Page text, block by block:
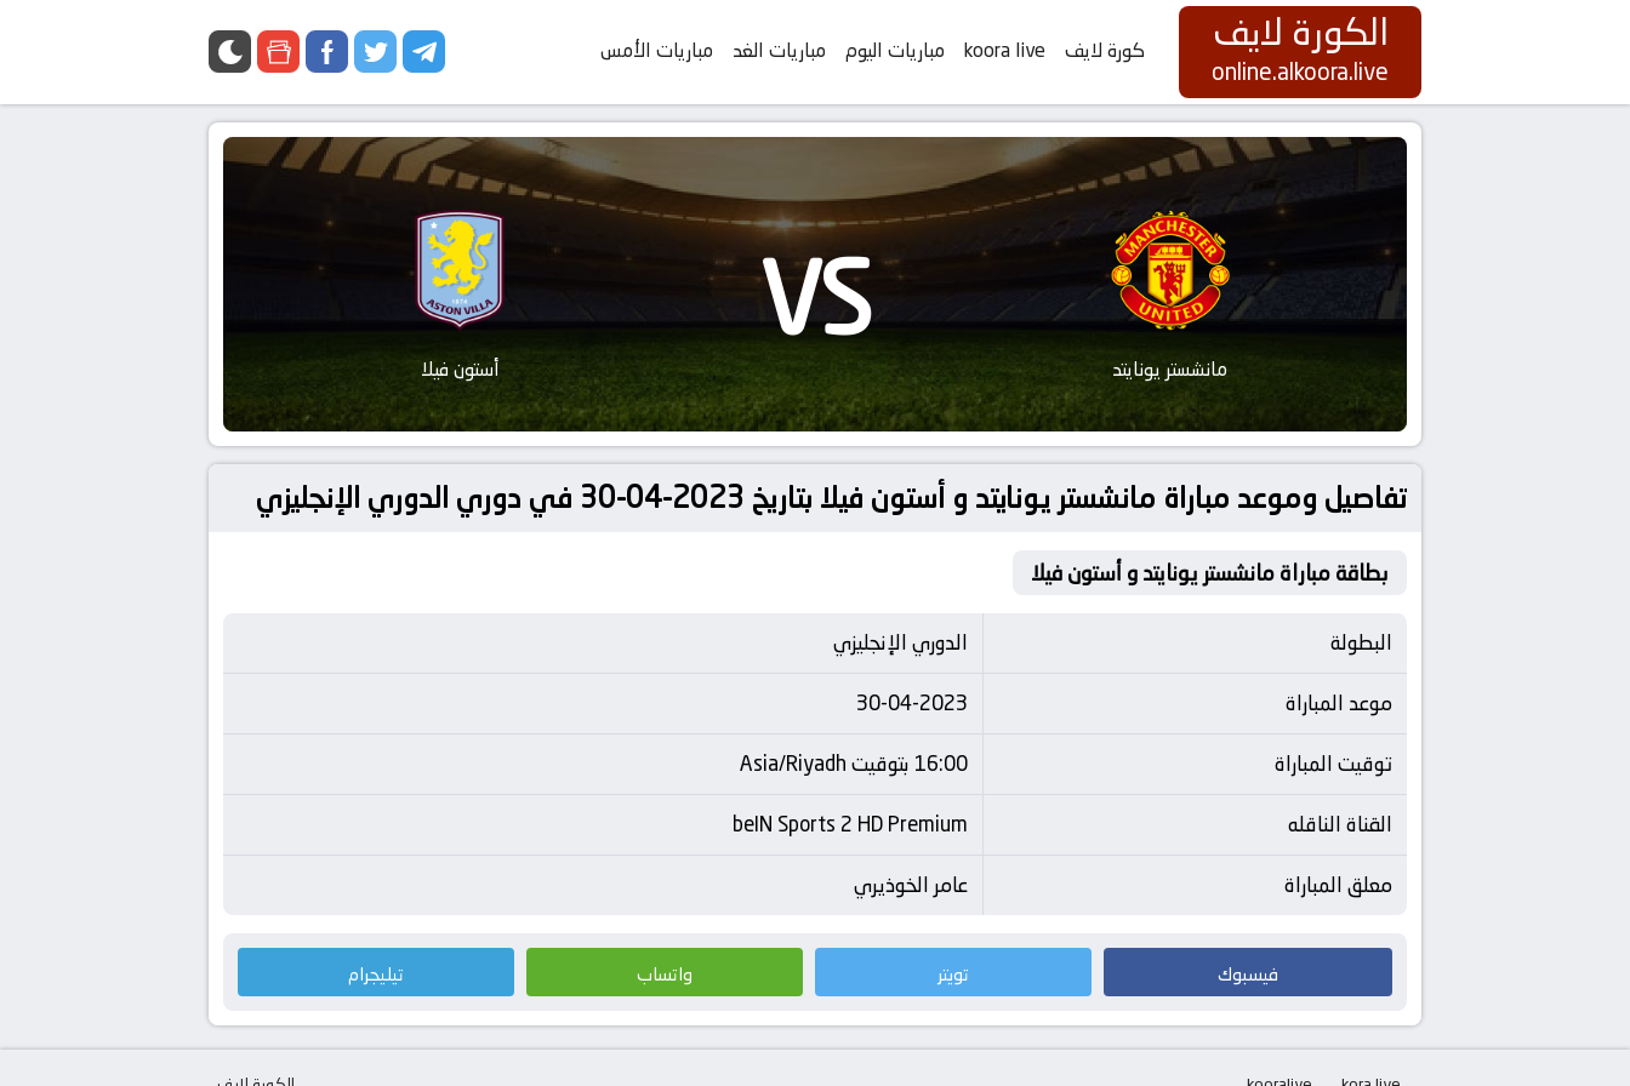
الكورة لايف
online.alkoora.live
كورة لايف koora live مباريات اليوم مباريات الغد مباريات الأمس
مانشستر يونايتد VS أستون فيلا
تفاصيل وموعد مباراة مانشستر يونايتد و أستون فيلا بتاريخ 2023-04-30 في دوري الدوري الإنجليزي
بطاقة مباراة مانشستر يونايتد و أستون فيلا
البطولة
الدوري الإنجليزي
موعد المباراة
30-04-2023
توقيت المباراة
16:00 بتوقيت Asia/Riyadh
القناة الناقله
beIN Sports 2 HD Premium
معلق المباراة
عامر الخوذيري
فيسبوك تويتر واتساب تيليجرام